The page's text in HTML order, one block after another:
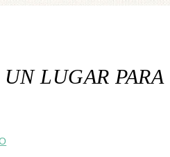
LUGAR PARA